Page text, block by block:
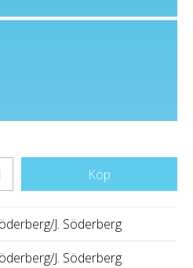
Köp
J. Söderberg
J. Söderberg